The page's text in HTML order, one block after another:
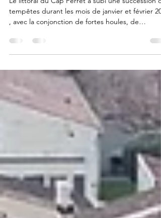
tempêtes hivernales
Le littoral du Cap Ferret a subi une succession de
, avec la conjonction de fortes houles, de
coefficients de marée élevés et de vents
montrent une érosion très marquée , avec un
recul important du trait de côte et la formation
falaises dunaires abruptes . Par endroits, la plage
semble presque avoir disparu . On peut
également observer plusieurs blockhaus bascul